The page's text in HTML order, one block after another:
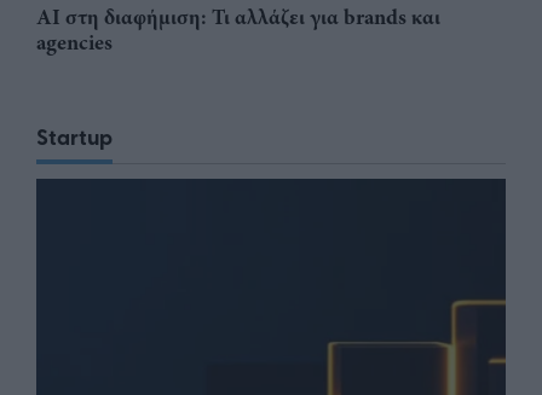
AI στη διαφήμιση: Τι αλλάζει για brands και
agencies
Startup